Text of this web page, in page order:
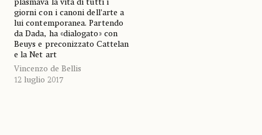
plasmava la vita di tutti i
giorni con i canoni dell’arte a
lui contemporanea. Partendo
da Dada, ha «dialogato» con
Beuys e preconizzato Cattelan
e la Net art
Vincenzo de Bellis
12 luglio 2017